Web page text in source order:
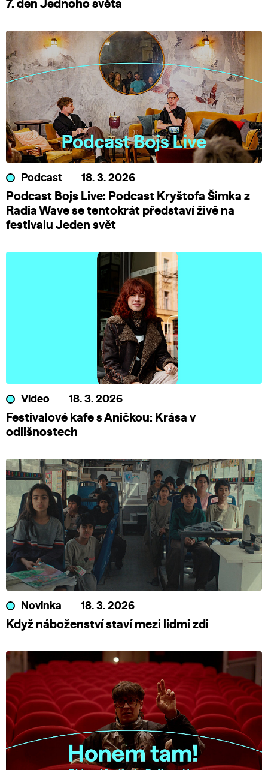
7. den Jednoho světa
Podcast 18. 3. 2026
Podcast Bojs Live: Podcast Kryštofa Šimka z
Radia Wave se tentokrát představí živě na
festivalu Jeden svět
Video 18. 3. 2026
Festivalové kafe s Aničkou: Krása v
odlišnostech
Novinka 18. 3. 2026
Když náboženství staví mezi lidmi zdi